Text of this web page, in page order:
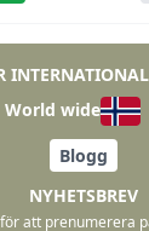
World wide
Blogg
NYHETSBREV
att prenumerera